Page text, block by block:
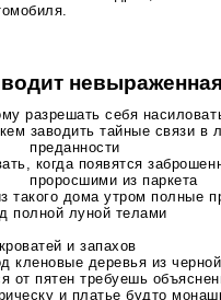
разрешать себя
заводить тайные связи
преданности
когда появятся
проросшими из паркета
такого дома утром полные
полной луной телами
и запахов
кленовые деревья из
от пятен требуешь
и платье будто